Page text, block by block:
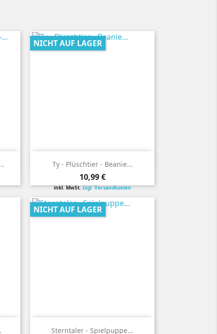
Ty - Plüschtier - Beanie...
Preis
10,99 €
inkl. MwSt.zzgl. Versandkosten
NICHT AUF LAGER
 Vorschau
Sterntaler - Spielpuppe...
NICHT AUF LAGER
 Vorschau